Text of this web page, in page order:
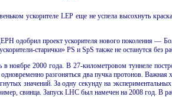
ускорителе LEP еще не успела высохнуть
одобрил проект ускорителя нового поколения —
старички» PS и SpS также не останутся без
в ноябре 2000 года. В 27-километровом туннеле
разгоняться два пучка протонов.
значений. За одну секунду на
свинца. Запуск LHC был намечен на 2008 год. В